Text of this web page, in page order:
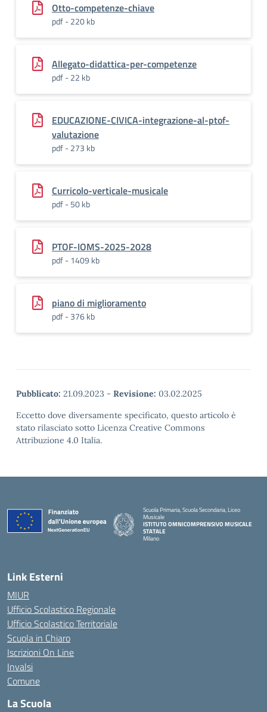
Otto-competenze-chiave
pdf - 220 kb
Allegato-didattica-per-competenze
pdf - 22 kb
EDUCAZIONE-CIVICA-integrazione-al-ptof-
valutazione
pdf - 273 kb
Curricolo-verticale-musicale
pdf - 50 kb
PTOF-IOMS-2025-2028
pdf - 1409 kb
piano di miglioramento
pdf - 376 kb
Pubblicato: 21.09.2023 - Revisione: 03.02.2025
Eccetto dove diversamente specificato, questo articolo è
stato rilasciato sotto Licenza Creative Commons
Attribuzione 4.0 Italia.
Scuola Primaria, Scuola Secondaria, Liceo
Musicale
ISTITUTO OMNICOMPRENSIVO MUSICALE
STATALE
Milano
Link Esterni
MIUR
Ufficio Scolastico Regionale
Ufficio Scolastico Territoriale
Scuola in Chiaro
Iscrizioni On Line
Invalsi
Comune
La Scuola